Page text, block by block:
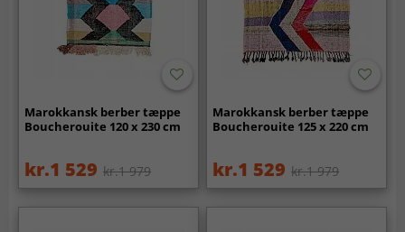
Marokkansk berber tæppe
Boucherouite 120 x 230 cm
kr.1 529 kr.1 979
Marokkansk berber tæppe
Boucherouite 125 x 220 cm
kr.1 529 kr.1 979